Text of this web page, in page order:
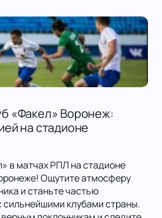
«Факел» Воронеж:
на стадионе
в матчах РПЛ на стадионе
Ощутите атмосферу
и станьте частью
сильнейшими клубами страны.